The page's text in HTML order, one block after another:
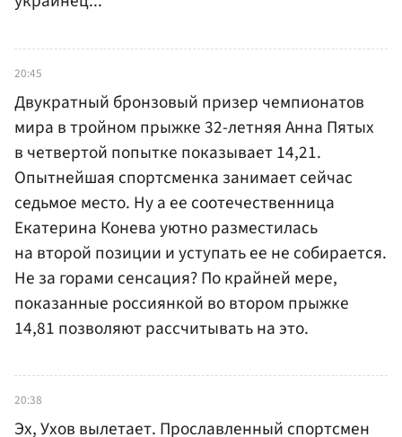
20:45
Двукратный бронзовый призер чемпионатов
мира в тройном прыжке 32-летняя Анна Пятых
в четвертой попытке показывает 14,21.
Опытнейшая спортсменка занимает сейчас
седьмое место. Ну а ее соотечественница
Екатерина Конева уютно разместилась
на второй позиции и уступать ее не собирается.
Не за горами сенсация? По крайней мере,
показанные россиянкой во втором прыжке
14,81 позволяют рассчитывать на это.
20:38
Эх, Ухов вылетает. Прославленный спортсмен